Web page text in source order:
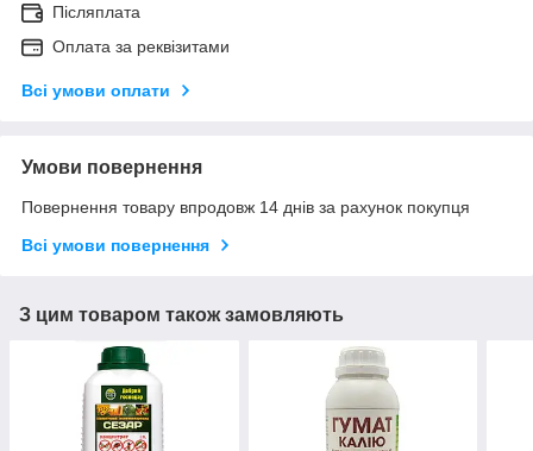
Післяплата
Оплата за реквізитами
Всі умови оплати
Умови повернення
Повернення товару впродовж 14 днів за рахунок покупця
Всі умови повернення
З цим товаром також замовляють